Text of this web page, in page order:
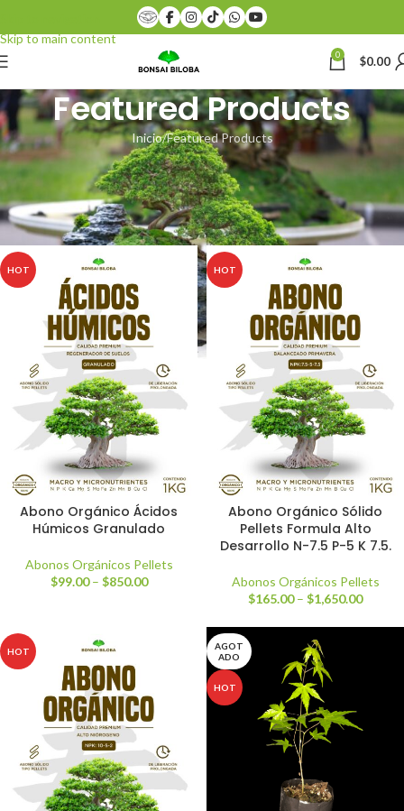
Skip to main content
0 $0.00
Featured Products
Inicio Featured Products
[vc_row][vc_column][woodmart_title style=”bordered” color=”primary”
title=”
FEATURED PRODUCTS” subtitle=”WOOCOMMERCE”
after_title=”Products marked as featured in admin panel”
css=”.vc_custom_1474541761404{margin-bottom: 50px !important;}”]
HOT
Abono Orgánico Ácidos
Húmicos Granulado
Abonos Orgánicos Pellets
$99.00 – $850.00
HOT
Abono Orgánico Sólido
Pellets Formula Alto
Desarrollo N-7.5 P-5 K 7.5.
Abonos Orgánicos Pellets
$165.00 – $1,650.00
HOT
AGOT
ADO
HOT